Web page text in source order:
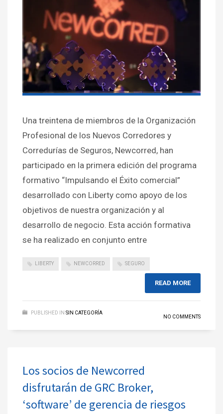
Una treintena de miembros de la Organización
Profesional de los Nuevos Corredores y
Corredurías de Seguros, Newcorred, han
participado en la primera edición del programa
formativo “Impulsando el Éxito comercial”
desarrollado con Liberty como apoyo de los
objetivos de nuestra organización y al
desarrollo de negocio. Esta acción formativa
se ha realizado en conjunto entre
LIBERTY NEWCORRED SEGURO
READ MORE
PUBLISHED IN SIN CATEGORÍA
NO COMMENTS
Los socios de Newcorred
disfrutarán de GRC Broker,
‘software’ de gerencia de riesgos